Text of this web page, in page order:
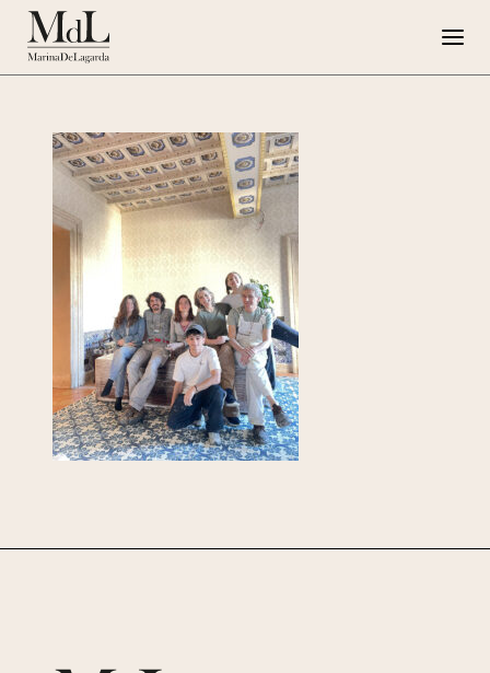
Marina de Lagarda
Lavori
Progetti speciali
Opere su Tela
Press
G108
EN